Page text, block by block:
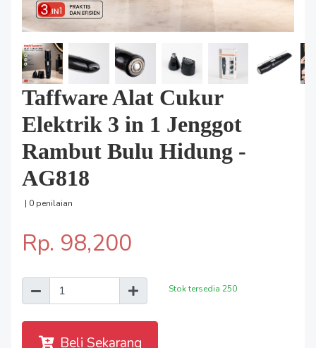
Taffware Alat Cukur
Elektrik 3 in 1 Jenggot
Rambut Bulu Hidung -
AG818
| 0 penilaian
Rp. 98,200
Stok tersedia 250
Beli Sekarang